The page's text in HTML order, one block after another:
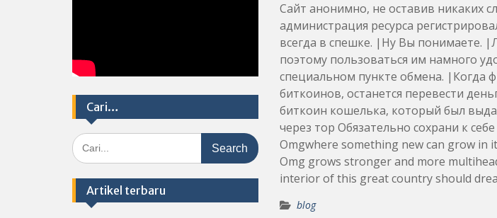
Сайт анонимно, не оставив никаких
администрация ресурса
всегда в спешке. |Ну Вы понимаете.
поэтому пользоваться им намного
специальном пункте обмена. |Когда
биткоинов, останется перевести
биткоин кошелька, который был
через тор Обязательно сохрани к
Omgwhere something new can grow in
Omg grows stronger and more
interior of this great country should
blog
Cari…
Search
for:
Artikel terbaru